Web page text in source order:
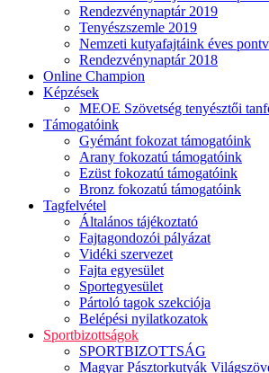
Rendezvénynaptár 2019
Tenyészszemle 2019
Nemzeti kutyafajtáink éves
Rendezvénynaptár 2018
Online Champion
Képzések
MEOE Szövetség tenyésztői
Támogatóink
Gyémánt fokozat támogatóink
Arany fokozatú támogatóink
Ezüst fokozatú támogatóink
Bronz fokozatú támogatóink
Tagfelvétel
Általános tájékoztató
Fajtagondozói pályázat
Vidéki szervezet
Fajta egyesület
Sportegyesület
Pártoló tagok szekciója
Belépési nyilatkozatok
Sportbizottságok
SPORTBIZOTTSÁG
Magyar Pásztorkutyák